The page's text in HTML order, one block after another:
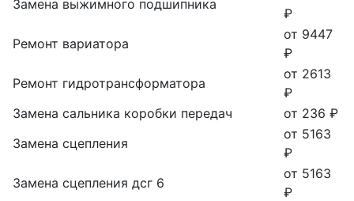
Замена выжимного подшипника
₽
Ремонт вариатора
от 9447
₽
Ремонт гидротрансформатора
от 2613
₽
Замена сальника коробки передач
от 236 ₽
Замена сцепления
от 5163
₽
Замена сцепления дсг 6
от 5163
₽